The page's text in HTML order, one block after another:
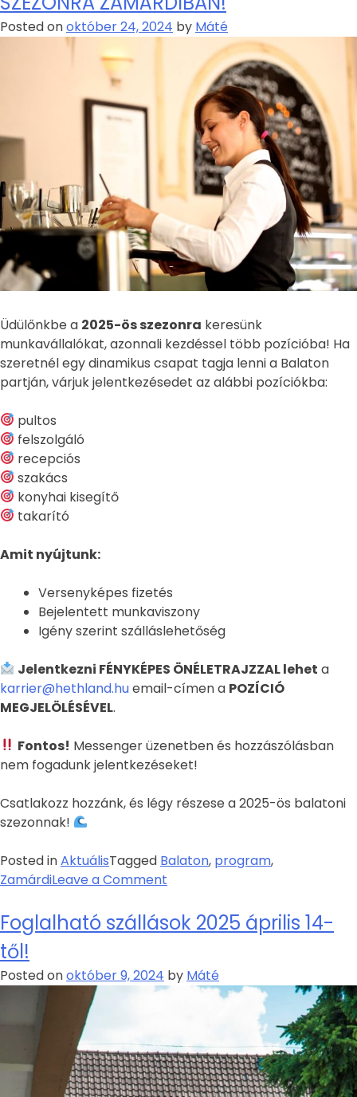
Posted onoktóber 24, 2024 by Máté
Üdülőnkbe a 2025-ös szezonra keresünk
munkavállalókat, azonnali kezdéssel több pozícióba! Ha
szeretnél egy dinamikus csapat tagja lenni a Balaton
partján, várjuk jelentkezésedet az alábbi pozíciókba:
pultos
felszolgáló
recepciós
szakács
konyhai kisegítő
takarító
Amit nyújtunk:
Versenyképes fizetés
Bejelentett munkaviszony
Igény szerint szálláslehetőség
Jelentkezni FÉNYKÉPES ÖNÉLETRAJZZAL lehet a
karrier@hethland.huemail-címen a POZÍCIÓ
MEGJELÖLÉSÉVEL.
Fontos! Messenger üzenetben és hozzászólásban
nem fogadunk jelentkezéseket!
Csatlakozz hozzánk, és légy részese a 2025-ös balatoni
szezonnak!
Posted inAktuálisTagged Balaton, program,
ZamárdiLeave a Comment
Foglalható szállások 2025 április 14-
től!
Posted onoktóber 9, 2024 by Máté